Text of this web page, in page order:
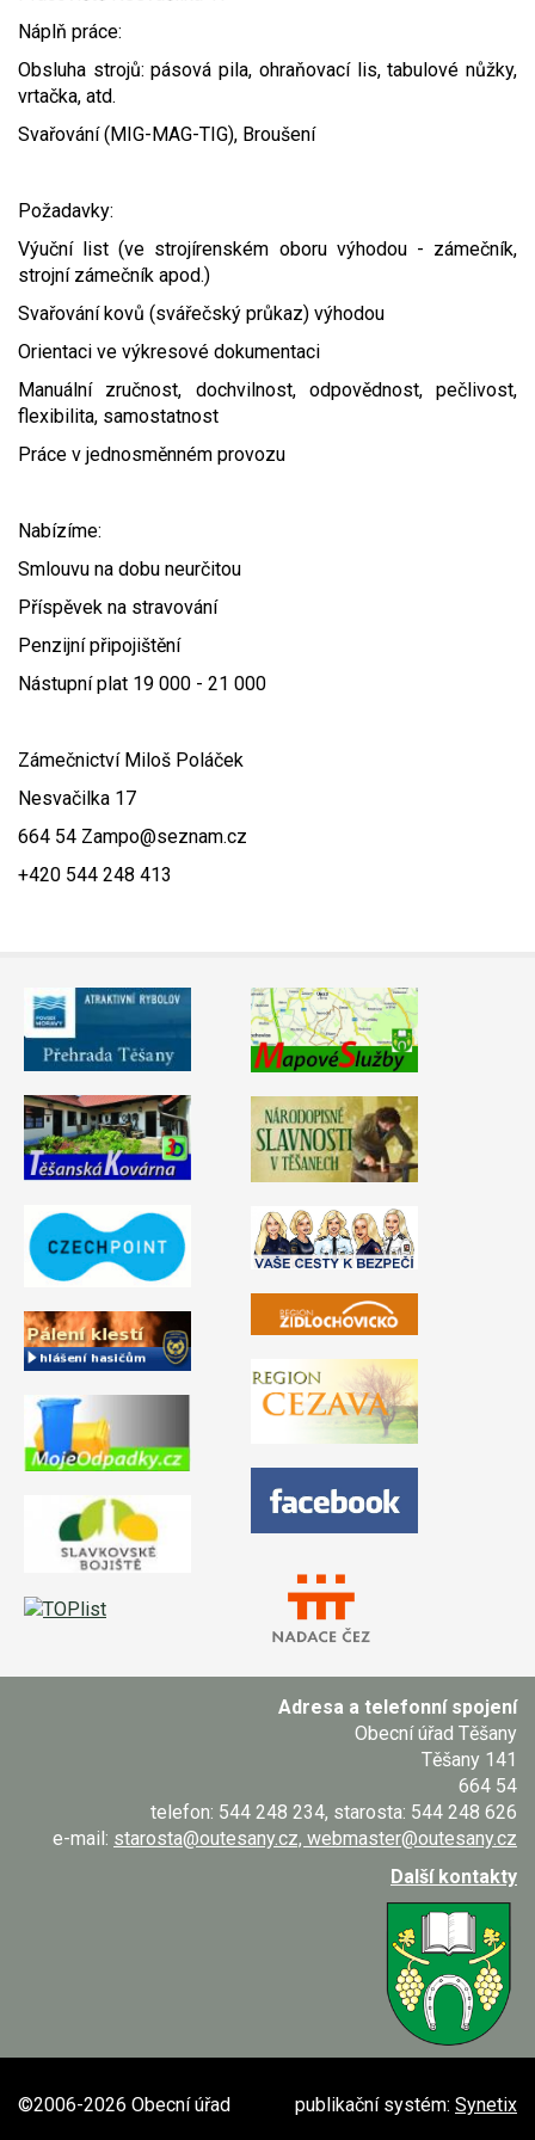
Náplň práce:
Obsluha strojů: pásová pila, ohraňovací lis, tabulové nůžky,
vrtačka, atd.
Svařování (MIG-MAG-TIG), Broušení
Požadavky:
Výuční list (ve strojírenském oboru výhodou - zámečník,
strojní zámečník apod.)
Svařování kovů (svářečský průkaz) výhodou
Orientaci ve výkresové dokumentaci
Manuální zručnost, dochvilnost, odpovědnost, pečlivost,
flexibilita, samostatnost
Práce v jednosměnném provozu
Nabízíme:
Smlouvu na dobu neurčitou
Příspěvek na stravování
Penzijní připojištění
Nástupní plat 19 000 - 21 000
Zámečnictví Miloš Poláček
Nesvačilka 17
664 54 Zampo@seznam.cz
+420 544 248 413
Adresa a telefonní spojení
Obecní úřad Těšany
Těšany 141
664 54
telefon: 544 248 234, starosta: 544 248 626
e-mail: starosta@outesany.cz, webmaster@outesany.cz
Další kontakty
publikační systém: Synetix
©2006-2026 Obecní úřad
Video - průlet dronem
Naše koně
Poruchy, omezení
Mapové služby
Kontakty a info
Zpravodaj
Okolní obce
Nabídka práce
Smuteční oznámení